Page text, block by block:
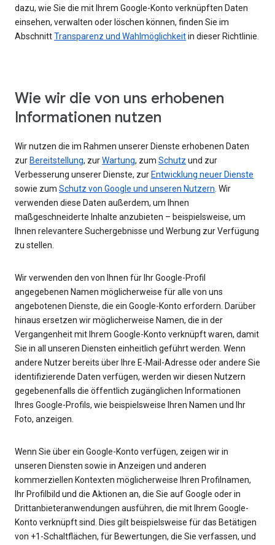
dazu, wie Sie die mit Ihrem Google-Konto verknüpften Daten
einsehen, verwalten oder löschen können, finden Sie im
AbschnittTransparenz und Wahlmöglichkeitin dieser Richtlinie.
Wie wir die von uns erhobenen
Informationen nutzen
Wir nutzen die im Rahmen unserer Dienste erhobenen Daten
zur Bereitstellung, zurWartung, zum Schutz und zur
Verbesserung unserer Dienste, zur Entwicklung neuer Dienste
sowie zum Schutz von Google und unseren Nutzern. Wir
verwenden diese Daten außerdem, um Ihnen
maßgeschneiderte Inhalte anzubieten – beispielsweise, um
Ihnen relevantere Suchergebnisse und Werbung zur Verfügung
zu stellen.
Wir verwenden den von Ihnen für Ihr Google-Profil
angegebenen Namen möglicherweise für alle von uns
angebotenen Dienste, die ein Google-Konto erfordern. Darüber
hinaus ersetzen wir möglicherweise Namen, die in der
Vergangenheit mit Ihrem Google-Konto verknüpft waren, damit
Sie in all unseren Diensten einheitlich geführt werden. Wenn
andere Nutzer bereits über Ihre E-Mail-Adresse oder andere Sie
identifizierende Daten verfügen, werden wir diesen Nutzern
gegebenenfalls die öffentlich zugänglichen Informationen
Ihres Google-Profils, wie beispielsweise Ihren Namen und Ihr
Foto, anzeigen.
Wenn Sie über ein Google-Konto verfügen, zeigen wir in
unseren Diensten sowie in Anzeigen und anderen
kommerziellen Kontexten möglicherweise Ihren Profilnamen,
Ihr Profilbild und die Aktionen an, die Sie auf Google oder in
Drittanbieteranwendungen ausführen, die mit Ihrem Google-
Konto verknüpft sind. Dies gilt beispielsweise für das Betätigen
von +1-Schaltflächen, für Bewertungen, die Sie verfassen, und